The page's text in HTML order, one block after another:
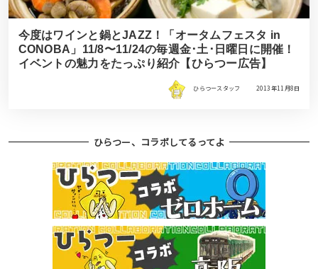
今度はワインと鍋とJAZZ！「オータムフェスタ in
CONOBA」11/8〜11/24の毎週金･土･日曜日に開催！
イベントの魅力をたっぷり紹介【ひらつー広告】
ひらつースタッフ 2013年11月8日
ひらつー、コラボしてるってよ